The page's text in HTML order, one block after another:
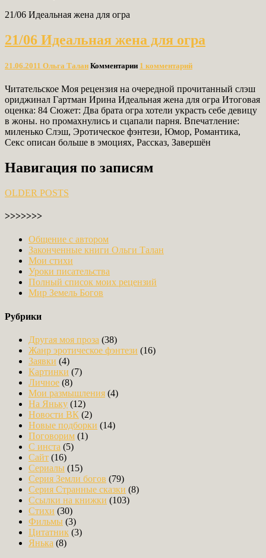
21/06 Идеальная жена для огра
21/06 Идеальная жена для огра
21.06.2011 Ольга Талан Комментарии 1 комментарий
Читательское Моя рецензия на очередной прочитанный слэш
ориджинал Гартман Ирина Идеальная жена для огра Итоговая
оценка: 84 Сюжет: Два брата огра хотели украсть себе девицу
в жоны. но промахнулись и сцапали парня. Впечатление:
миленько Слэш, Эротическое фэнтези, Юмор, Романтика,
Секс описан больше в эмоциях, Рассказ, Завершён
Навигация по записям
OLDER POSTS
>>>>>>>
Общение с автором
Законченные книги Ольги Талан
Мои стихи
Уроки писательства
Полный список моих рецензий
Мир Земель Богов
Рубрики
Другая моя проза (38)
Жанр эротическое фэнтези (16)
Заявки (4)
Картинки (7)
Личное (8)
Мои размышления (4)
На Яньку (12)
Новости ВК (2)
Новые подборки (14)
Поговорим (1)
С инста (5)
Сайт (16)
Сериалы (15)
Серия Земли богов (79)
Серия Странные сказки (8)
Ссылки на книжки (103)
Стихи (30)
Фильмы (3)
Цитатник (3)
Янька (8)